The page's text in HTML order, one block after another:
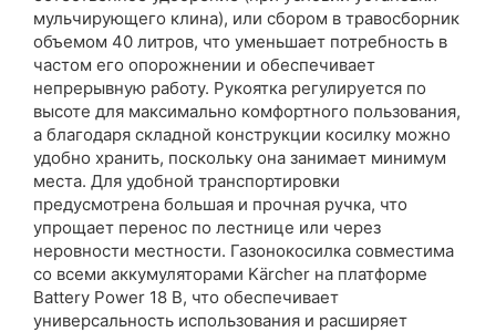
мульчирующего клина), или сбором в травосборник
объемом 40 литров, что уменьшает потребность в
частом его опорожнении и обеспечивает
непрерывную работу. Рукоятка регулируется по
высоте для максимально комфортного пользования,
а благодаря складной конструкции косилку можно
удобно хранить, поскольку она занимает минимум
места. Для удобной транспортировки
предусмотрена большая и прочная ручка, что
упрощает перенос по лестнице или через
неровности местности. Газонокосилка совместима
со всеми аккумуляторами Kärcher на платформе
Battery Power 18 В, что обеспечивает
универсальность использования и расширяет